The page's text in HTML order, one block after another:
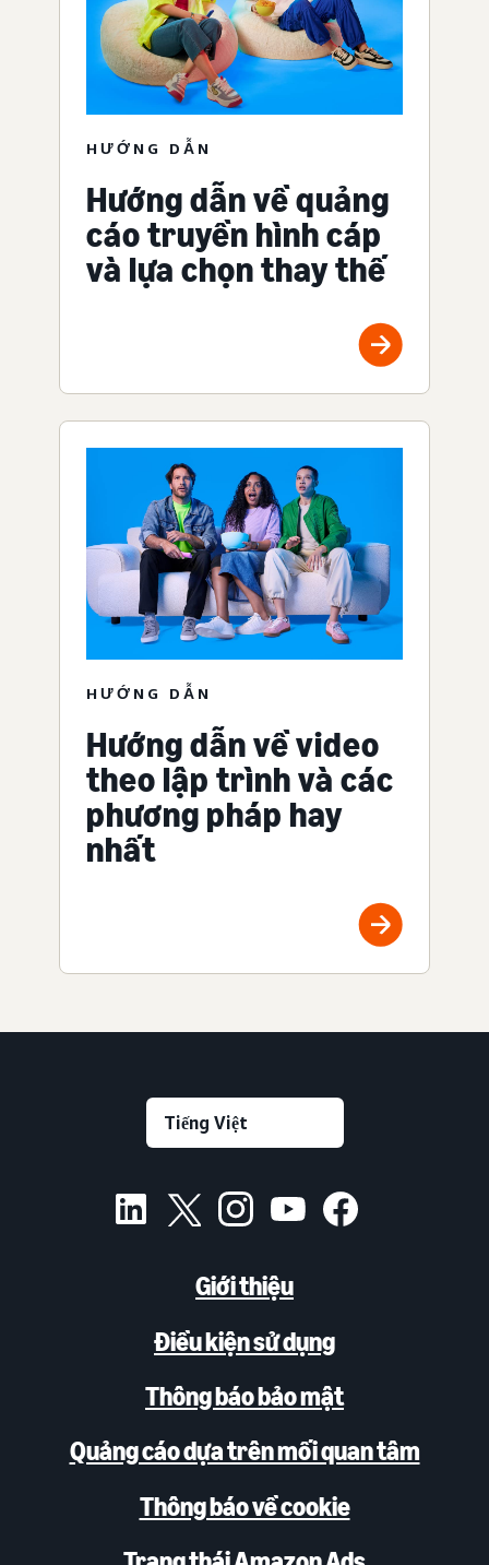
HƯỚNG DẪN
Hướng dẫn về quảng
cáo truyền hình cáp
và lựa chọn thay thế
HƯỚNG DẪN
Hướng dẫn về video
theo lập trình và các
phương pháp hay
nhất
Giới thiệu
Điều kiện sử dụng
Thông báo bảo mật
Quảng cáo dựa trên mối quan tâm
Thông báo về cookie